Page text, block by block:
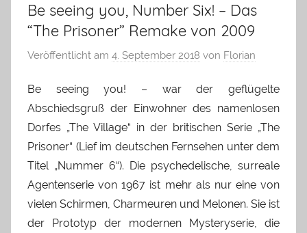
Be seeing you, Number Six! – Das
“The Prisoner” Remake von 2009
Veröffentlicht am 4. September 2018 von Florian
Be seeing you! – war der geflügelte
Abschiedsgruß der Einwohner des namenlosen
Dorfes „The Village“ in der britischen Serie „The
Prisoner“ (Lief im deutschen Fernsehen unter dem
Titel „Nummer 6“). Die psychedelische, surreale
Agentenserie von 1967 ist mehr als nur eine von
vielen Schirmen, Charmeuren und Melonen. Sie ist
der Prototyp der modernen Mysteryserie, die